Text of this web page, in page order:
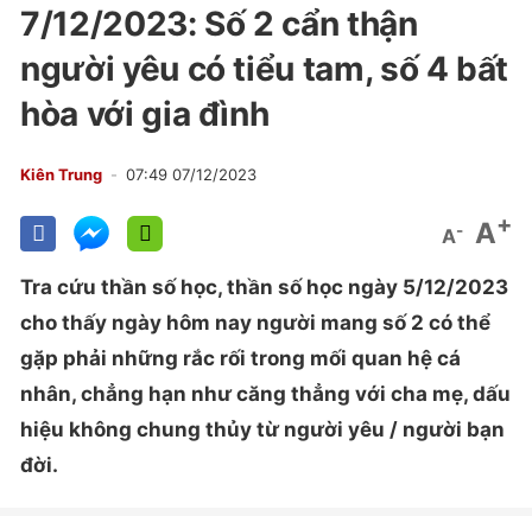
7/12/2023: Số 2 cẩn thận
người yêu có tiểu tam, số 4 bất
hòa với gia đình
Kiên Trung 07:49 07/12/2023
A- A+
Tra cứu thần số học, thần số học ngày 5/12/2023
cho thấy ngày hôm nay người mang số 2 có thể
gặp phải những rắc rối trong mối quan hệ cá
nhân, chẳng hạn như căng thẳng với cha mẹ, dấu
hiệu không chung thủy từ người yêu / người bạn
đời.